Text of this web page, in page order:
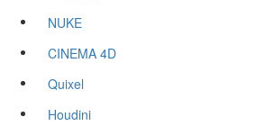
NUKE
CINEMA 4D
Quixel
Houdini